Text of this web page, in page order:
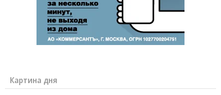
Картина дня